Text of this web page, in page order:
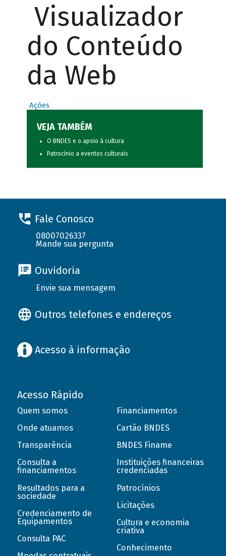
Visualizador
do Conteúdo
da Web
Ações
VEJA TAMBÉM
O BNDES e o apoio à cultura
Patrocínio a eventos culturais
Fale Conosco
08007026337
Mande sua pergunta
Ouvidoria
Envie sua mensagem
Outros telefones e endereços
Acesso à informação
Acesso Rápido
Quem somos
Onde atuamos
Transparência
Consulta a
financiamentos
Resultados para a
sociedade
Credenciamento de
Equipamentos
Consulta PAC
Financiamentos
Cartão BNDES
BNDES Finame
Instituições financeiras
credenciadas
Patrocínios
Licitações
Cultura e economia
criativa
Conhecimento